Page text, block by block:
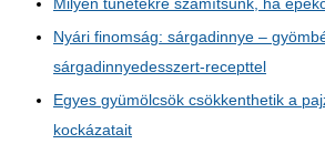
Milyen tünetekre számítsunk, ha
Nyári finomság: sárgadinnye –
sárgadinnyedesszert-recepttel
Egyes gyümölcsök csökkenthetik a
kockázatait